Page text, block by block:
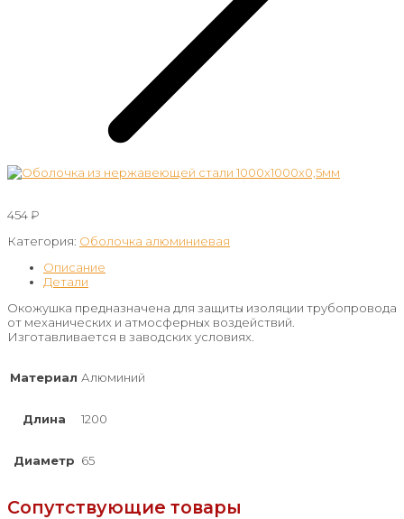
454₽
Категория: Оболочка алюминиевая
Описание
Детали
Окожушка предназначена для защиты изоляции трубопровода
от механических и атмосферных воздействий.
Изготавливается в заводских условиях.
Материал Алюминий
Длина 1200
Диаметр 65
Сопутствующие товары